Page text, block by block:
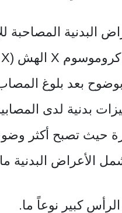
البدنية المصاحبة
بعد بلوغ
بدنية لدى
حيث تصبح أكثر
الأعراض البدنية
كبير نوعاً ما.